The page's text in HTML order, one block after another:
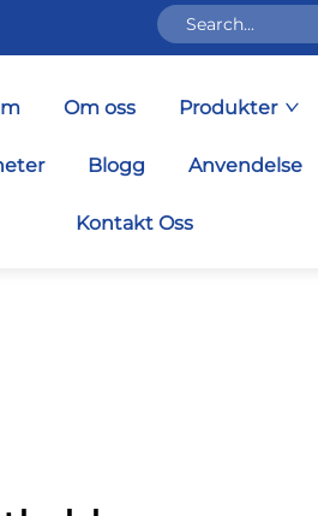
Om oss Produkter
Blogg Anvendelse
Kontakt Oss